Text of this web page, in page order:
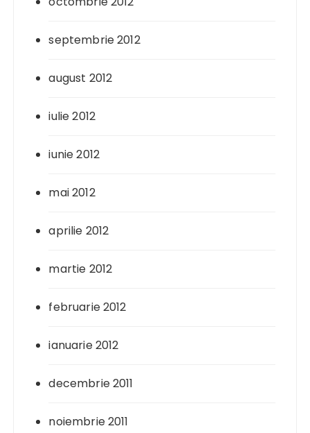
septembrie 2012
august 2012
iulie 2012
iunie 2012
mai 2012
aprilie 2012
martie 2012
februarie 2012
ianuarie 2012
decembrie 2011
noiembrie 2011